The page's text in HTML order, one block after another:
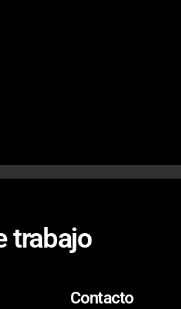
trabajo
Contacto